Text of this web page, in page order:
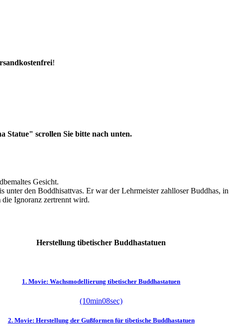
!
Statue" scrollen Sie bitte nach unten.
Gesicht.
den Boddhisattvas. Er war der Lehrmeister zahlloser Buddhas,
Ignoranz zertrennt wird.
Herstellung tibetischer Buddhastatuen
1. Movie: Wachsmodellierung tibetischer Buddhastatuen
(10min08sec)
2. Movie: Herstellung der Gußformen für tibetische Buddhastatuen